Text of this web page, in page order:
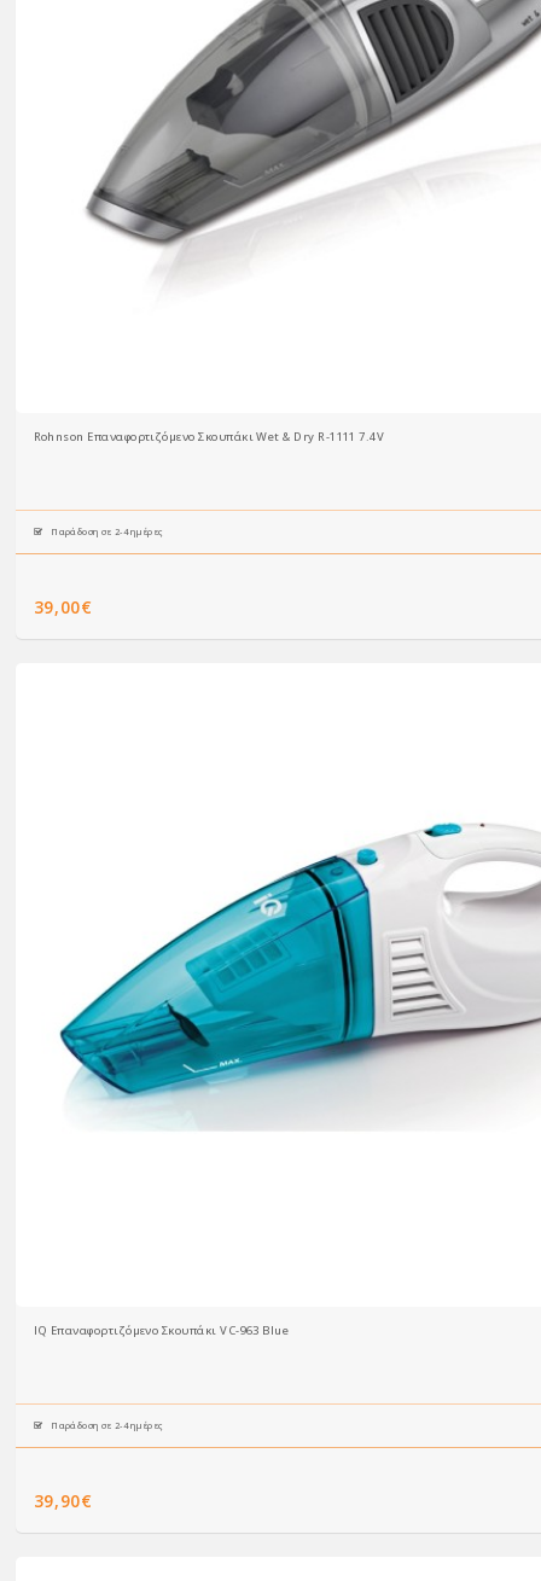
Rohnson Επαναφορτιζόμενο Σκουπάκι Wet & Dry R-1111 7.4V
Παράδοση σε 2-4 ημέρες
39,00€
IQ Επαναφορτιζόμενο Σκουπάκι VC-963 Blue
Παράδοση σε 2-4 ημέρες
39,90€